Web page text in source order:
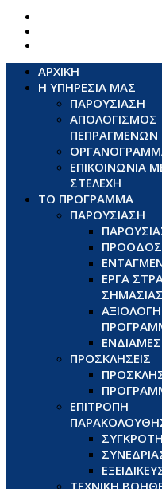
ΑΡΧΙΚΗ
Η ΥΠΗΡΕΣΙΑ ΜΑΣ
ΠΑΡΟΥΣΙΑΣΗ
ΑΠΟΛΟΓΙΣΜΟΣ
ΠΕΠΡΑΓΜΕΝΩΝ
ΕΠΙΚΟΙΝΩΝΙΑ
ΣΤΕΛΕΧΗ
ΤΟ ΠΡΟΓΡΑΜΜΑ
ΠΑΡΟΥΣΙΑΣΗ
ΕΡΓΑ
ΣΗΜΑΣΙΑΣ
ΠΡΟΣΚΛΗΣΕΙΣ
ΕΠΙΤΡΟΠΗ
ΤΕΧΝΙΚΗ